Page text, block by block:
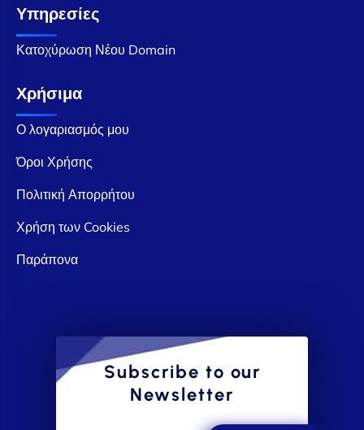
Υπηρεσίες
Κατοχύρωση Νέου Domain
Χρήσιμα
Ο λογαριασμός μου
Όροι Χρήσης
Πολιτική Απορρήτου
Χρήση των Cookies
Παράπονα
Subscribe to our
Newsletter